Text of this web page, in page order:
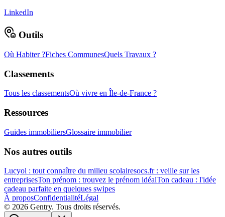
LinkedIn
Outils
Où Habiter ?Fiches CommunesQuels Travaux ?
Classements
Tous les classementsOù vivre en Île-de-France ?
Ressources
Guides immobiliersGlossaire immobilier
Nos autres outils
Lucyol : tout connaître du milieu scolairesocs.fr : veille sur les
entreprisesTon prénom : trouvez le prénom idéalTon cadeau : l'idée
cadeau parfaite en quelques swipes
À proposConfidentialitéLégal
© 2026 Gentry. Tous droits réservés.